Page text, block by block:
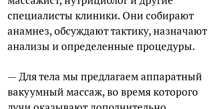
специалисты клиники. Они собирают
анамнез, обсуждают тактику, назначают
анализы и определенные процедуры.
— Для тела мы предлагаем аппаратный
вакуумный массаж, во время которого